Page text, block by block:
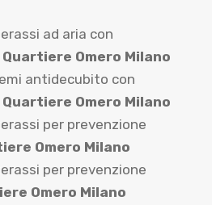
ad aria con
Quartiere Omero Milano
antidecubito con
Quartiere Omero Milano
per prevenzione
Omero Milano
per prevenzione
Omero Milano